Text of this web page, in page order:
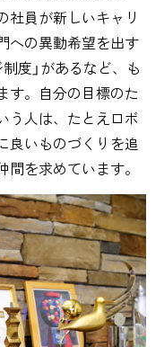
社員が新しいキャリ
への異動希望を出す
度」があるなど、も
す。自分の目標のた
う人は、たとえロボ
良いものづくりを追
を求めています。